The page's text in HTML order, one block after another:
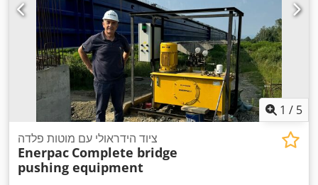
1 / 5
ציוד הידראולי עם מוטות פלדה
Enerpac Complete bridge
pushing equipment